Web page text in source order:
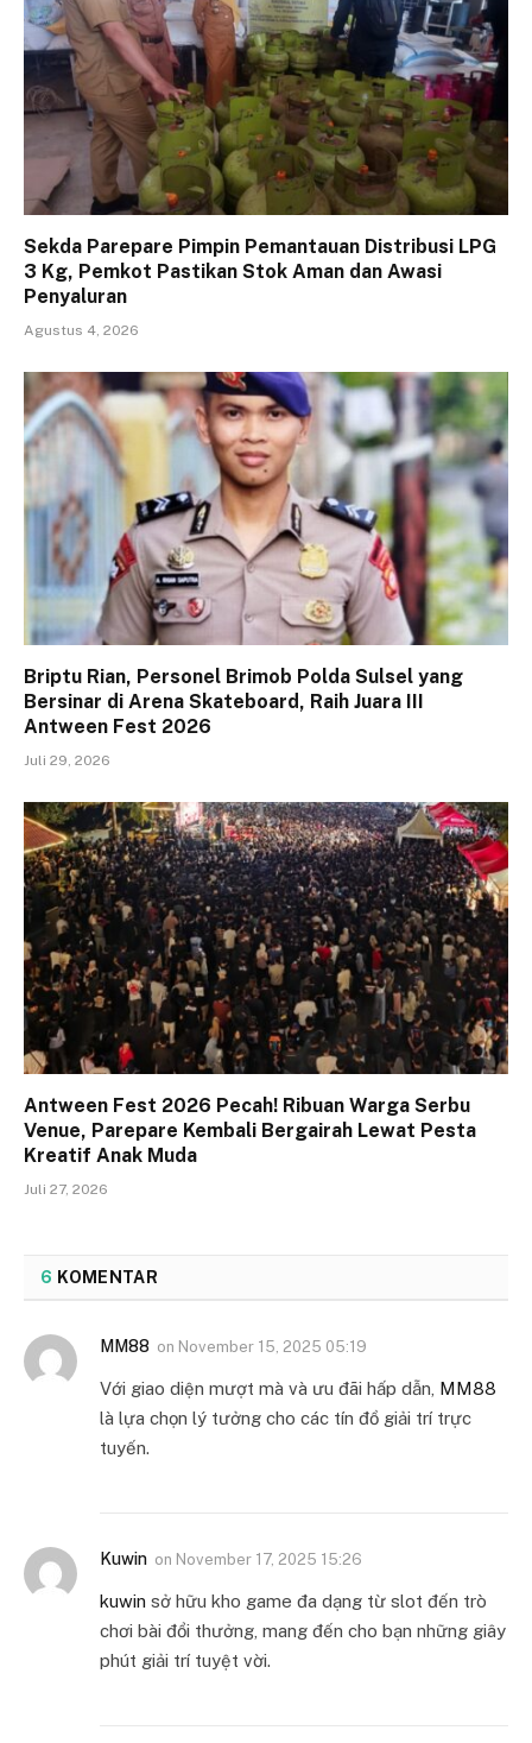
Sekda Parepare Pimpin Pemantauan Distribusi LPG
3 Kg, Pemkot Pastikan Stok Aman dan Awasi
Penyaluran
Agustus 4, 2026
Briptu Rian, Personel Brimob Polda Sulsel yang
Bersinar di Arena Skateboard, Raih Juara III
Antween Fest 2026
Juli 29, 2026
Antween Fest 2026 Pecah! Ribuan Warga Serbu
Venue, Parepare Kembali Bergairah Lewat Pesta
Kreatif Anak Muda
Juli 27, 2026
6 KOMENTAR
MM88 on November 15, 2025 05:19
Với giao diện mượt mà và ưu đãi hấp dẫn, MM88
là lựa chọn lý tưởng cho các tín đồ giải trí trực
tuyến.
Kuwin on November 17, 2025 15:26
kuwin sở hữu kho game đa dạng từ slot đến trò
chơi bài đổi thưởng, mang đến cho bạn những giây
phút giải trí tuyệt vời.